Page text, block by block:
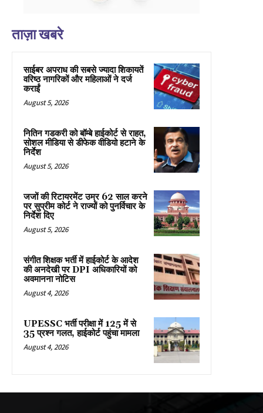
ताज़ा खबरे
साईबर अपराध की सबसे ज्यादा शिकायतें
वरिष्ठ नागरिकों और महिलाओं ने दर्ज
कराईं
August 5, 2026
नितिन गडकरी को बॉम्बे हाईकोर्ट से राहत,
सोशल मीडिया से डीफेक वीडियो हटाने के
निर्देश
August 5, 2026
जजों की रिटायरमेंट उम्र 62 साल करने
पर सुप्रीम कोर्ट ने राज्यों को पुनर्विचार के
निर्देश दिए
August 5, 2026
संगीत शिक्षक भर्ती में हाईकोर्ट के आदेश
की अनदेखी पर DPI अधिकारियों को
अवमानना नोटिस
August 4, 2026
UPESSC भर्ती परीक्षा में 125 में से
35 प्रश्न गलत, हाईकोर्ट पहुंचा मामला
August 4, 2026